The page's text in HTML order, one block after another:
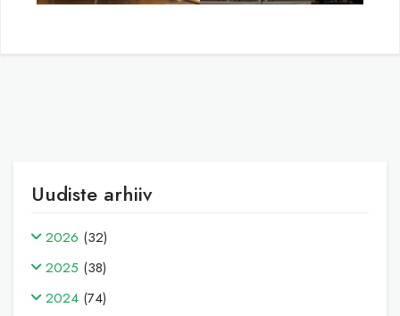
Uudiste arhiiv
2026 (32)
2025 (38)
2024 (74)